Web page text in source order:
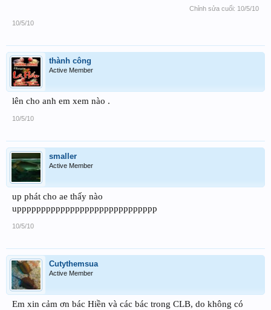
Chỉnh sửa cuối: 10/5/10
10/5/10
thành công
Active Member
lên cho anh em xem nào .
10/5/10
smaller
Active Member
up phát cho ae thấy nào
uppppppppppppppppppppppppppppp
10/5/10
Cutythemsua
Active Member
Em xin cảm ơn bác Hiền và các bác trong CLB, do không có